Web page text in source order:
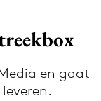
Adformatie
en gaat